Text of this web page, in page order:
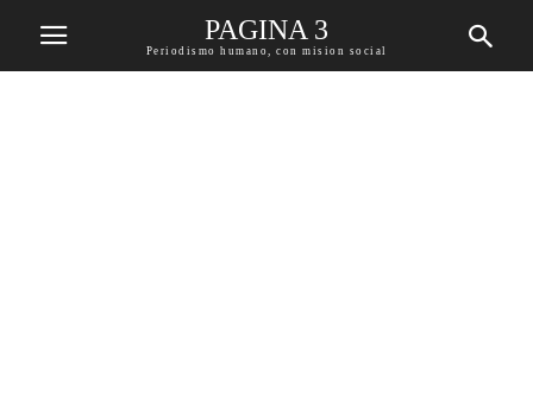
PAGINA 3
Periodismo humano, con mision social